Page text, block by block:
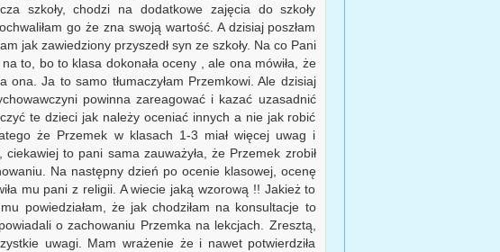
szkoły, chodzi na dodatkowe zajęcia do szkoły
go że zna swoją wartość. A dzisiaj poszłam
jak zawiedziony przyszedł syn ze szkoły. Na co Pani
to, bo to klasa dokonała oceny , ale ona mówiła, że
ona. Ja to samo tłumaczyłam Przemkowi. Ale dzisiaj
powinna zareagować i kazać uzasadnić
te dzieci jak należy oceniać innych a nie jak robić
że Przemek w klasach 1-3 miał więcej uwag i
ciekawiej to pani sama zauważyła, że Przemek zrobił
Na następny dzień po ocenie klasowej, ocenę
mu pani z religii. A wiecie jaką wzorową !! Jakież to
powiedziałam, że jak chodziłam na konsultacje to
o zachowaniu Przemka na lekcjach. Zresztą,
uwagi. Mam wrażenie że i nawet potwierdziła